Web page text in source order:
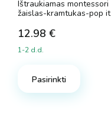
Ištraukiamas montessori
žaislas-kramtukas-pop it
12.98 €
1-2 d.d.
Pasirinkti